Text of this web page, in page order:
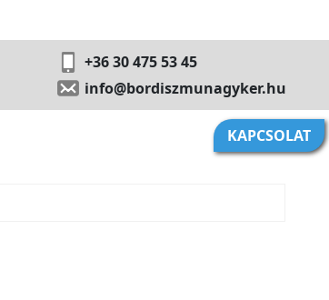
+36 30 475 53 45
info@bordiszmunagyker.hu
KAPCSOLAT